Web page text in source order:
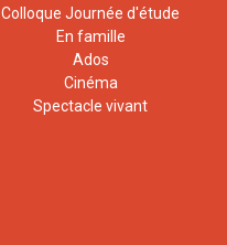
Colloque Journée d'étude
En famille
Ados
Cinéma
Spectacle vivant